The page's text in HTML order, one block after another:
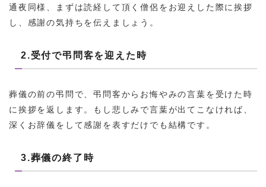
通夜同様、まずは読経して頂く僧侶をお迎えした際に挨拶
し、感謝の気持ちを伝えましょう。
2.受付で弔問客を迎えた時
葬儀の前の弔問で、弔問客からお悔やみの言葉を受けた時
に挨拶を返します。もし悲しみで言葉が出てこなければ、
深くお辞儀をして感謝を表すだけでも結構です。
3.葬儀の終了時